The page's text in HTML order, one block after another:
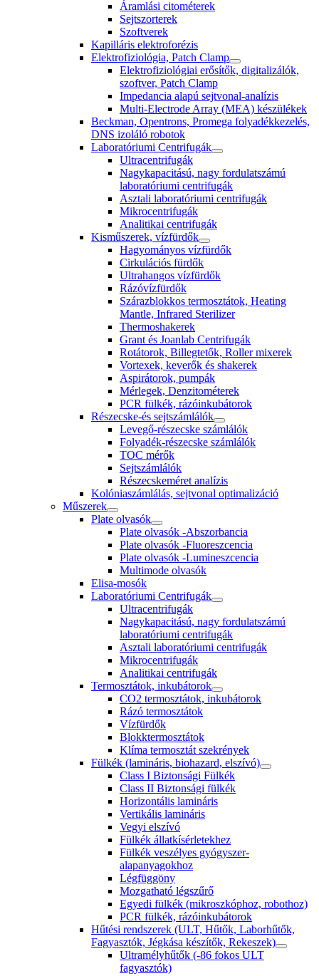
Áramlási citométerek
Sejtszorterek
Szoftverek
Kapilláris elektroforézis
Elektrofiziológia, Patch Clamp
Elektrofiziológiai erősítők, digitalizálók,
szoftver, Patch Clamp
Impedancia alapú sejtvonal-analízis
Multi-Electrode Array (MEA) készülékek
Beckman, Opentrons, Promega folyadékkezelés,
DNS izoláló robotok
Laboratóriumi Centrifugák
Ultracentrifugák
Nagykapacitású, nagy fordulatszámú
laboratóriumi centrifugák
Asztali laboratóriumi centrifugák
Mikrocentrifugák
Analitikai centrifugák
Kisműszerek, vízfürdők
Hagyományos vízfürdők
Cirkulációs fürdők
Ultrahangos vízfürdők
Rázóvízfürdők
Szárazblokkos termosztátok, Heating
Mantle, Infrared Sterilizer
Thermoshakerek
Grant és Joanlab Centrifugák
Rotátorok, Billegtetők, Roller mixerek
Vortexek, keverők és shakerek
Aspirátorok, pumpák
Mérlegek, Denzitométerek
PCR fülkék, rázóinkubátorok
Részecske-és sejtszámlálók
Levegő-részecske számlálók
Folyadék-részecske számlálók
TOC mérők
Sejtszámlálók
Részecskeméret analízis
Kolóniaszámlálás, sejtvonal optimalizáció
Műszerek
Plate olvasók
Plate olvasók -Abszorbancia
Plate olvasók -Fluoreszcencia
Plate olvasók -Lumineszcencia
Multimode olvasók
Elisa-mosók
Laboratóriumi Centrifugák
Ultracentrifugák
Nagykapacitású, nagy fordulatszámú
laboratóriumi centrifugák
Asztali laboratóriumi centrifugák
Mikrocentrifugák
Analitikai centrifugák
Termosztátok, inkubátorok
CO2 termosztátok, inkubátorok
Rázó termosztátok
Vízfürdők
Blokktermosztátok
Klíma termosztát szekrények
Fülkék (lamináris, biohazard, elszívó)
Class I Biztonsági Fülkék
Class II Biztonsági fülkék
Horizontális lamináris
Vertikális lamináris
Vegyi elszívó
Fülkék állatkísérletekhez
Fülkék veszélyes gyógyszer-
alapanyagokhoz
Légfüggöny
Mozgatható légszűrő
Egyedi fülkék (mikroszkóphoz, robothoz)
PCR fülkék, rázóinkubátorok
Hűtési rendszerek (ULT, Hűtők, Laborhűtők,
Fagyasztók, Jégkása készítők, Rekeszek)
Ultramélyhűtők (-86 fokos ULT
fagyasztók)